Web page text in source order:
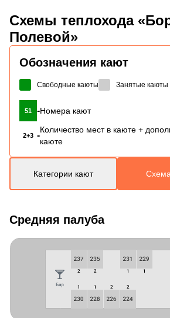
Схемы теплохода
Полевой»
Обозначения кают
Свободные каюты Занятые каюты
51 -Номера кают
2+3 -
Количество мест в каюте +
каюте
Категории кают
Средняя палуба